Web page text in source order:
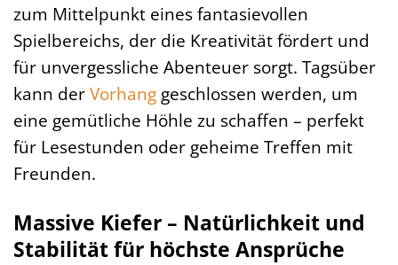
zum Mittelpunkt eines fantasievollen
Spielbereichs, der die Kreativität fördert und
für unvergessliche Abenteuer sorgt. Tagsüber
kann derVorhang geschlossen werden, um
eine gemütliche Höhle zu schaffen – perfekt
für Lesestunden oder geheime Treffen mit
Freunden.
Massive Kiefer – Natürlichkeit und
Stabilität für höchste Ansprüche